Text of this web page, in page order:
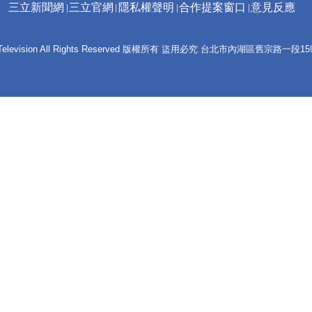
三立新聞網 三立官網 隱私權聲明 合作提案窗口 意見反應
All Rights Reserved 版權所有 盜用必究 台北市內湖區舊宗路一段